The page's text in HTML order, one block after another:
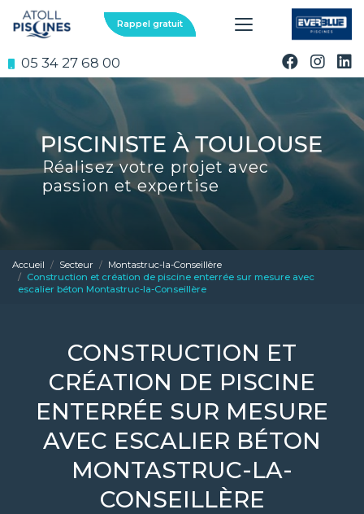
au
contenu
05 34 27 68 00
Rappel gratuit
Réalisez votre projet avec
passion et expertise
Accueil Secteur
Montastruc-la-Conseillère
Construction et création de piscine enterrée sur mesure avec
escalier béton Montastruc-la-Conseillère
CONSTRUCTION ET
CRÉATION DE PISCINE
ENTERRÉE SUR MESURE
AVEC ESCALIER BÉTON
MONTASTRUC-LA-
CONSEILLÈRE